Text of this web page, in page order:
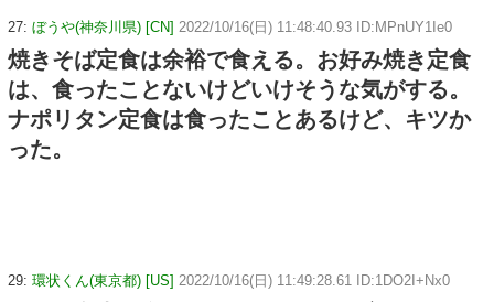
27: ぼうや(神奈川県) [CN] 2022/10/16(日) 11:48:40.93 ID:MPnUY1Ie0
焼きそば定食は余裕で食える。お好み焼き定食
は、食ったことないけどいけそうな気がする。
ナポリタン定食は食ったことあるけど、キツか
った。
29: 環状くん(東京都) [US] 2022/10/16(日) 11:49:28.61 ID:1DO2I+Nx0